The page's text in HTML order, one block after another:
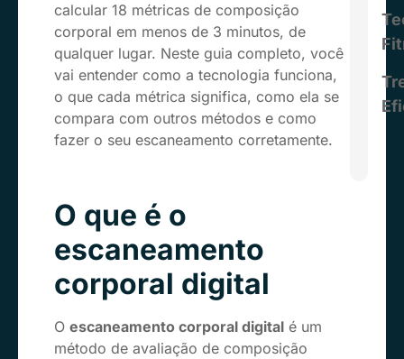
calcular 18 métricas de composição
corporal em menos de 3 minutos, de
qualquer lugar. Neste guia completo, você
vai entender como a tecnologia funciona,
o que cada métrica significa, como ela se
compara com outros métodos e como
fazer o seu escaneamento corretamente.
O que é o
escaneamento
corporal digital
O escaneamento corporal digital é um
método de avaliação de composição